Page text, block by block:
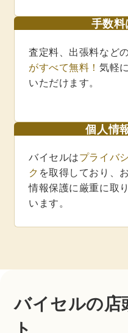
手数
査定料、出張料など
がすべて無料！ 気軽
いただけます。
個人情
バイセルはプライバ
ク を取得しており、
情報保護に厳重に取
います。
バイセルの店
ト